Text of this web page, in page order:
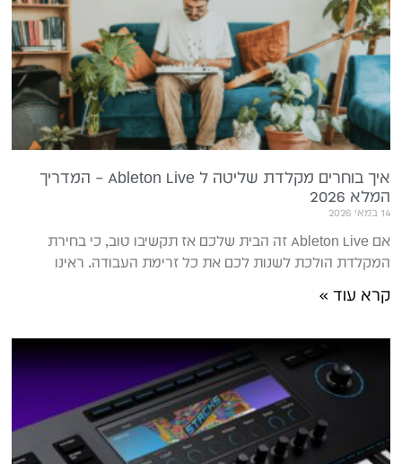
איך בוחרים מקלדת שליטה ל Ableton Live – המדריך
המלא 2026
14 במאי 2026
אם Ableton Live זה הבית שלכם אז תקשיבו טוב, כי בחירת
המקלדת הולכת לשנות לכם את כל זרימת העבודה. ראינו
קרא עוד »